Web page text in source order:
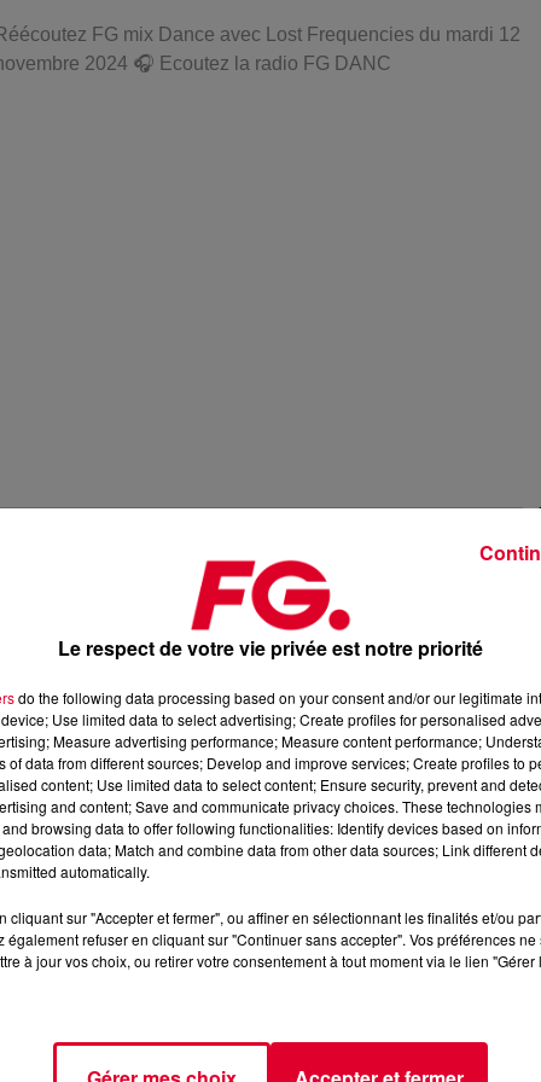
FG mix Dance avec Lost Frequencies du mardi 12
2024 🎧 Ecoutez la radio FG DANC
12 novembre 2024
, 📱 et sur l’Application FG (IOShttps://urlz.fr/hhZxGoogle
rave et tech-house
Le respect de votre vie privée est notre priorité
do the following data processing based on your consent and/or our legitimate
Use limited data to select advertising; Create profiles for personalised
Measure advertising performance; Measure content performance;
of data from different sources; Develop and improve services; Create profiles to
content; Use limited data to select content; Ensure security, prevent and
and content; Save and communicate privacy choices. These technologies
browsing data to offer following functionalities: Identify devices based on
data; Match and combine data from other data sources; Link different
automatically.
cliquant sur "Accepter et fermer", ou affiner en sélectionnant les finalités et/ou
également refuser en cliquant sur "Continuer sans accepter". Vos préférences
à jour vos choix, ou retirer votre consentement à tout moment via le lien